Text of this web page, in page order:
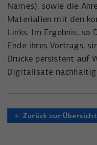
Names), sowie die
Materialien mit den
Links. Im Ergebnis, so
Ende ihres Vortrags,
Drucke persistent auf
Digitalisate
← Zurück zur Übersicht